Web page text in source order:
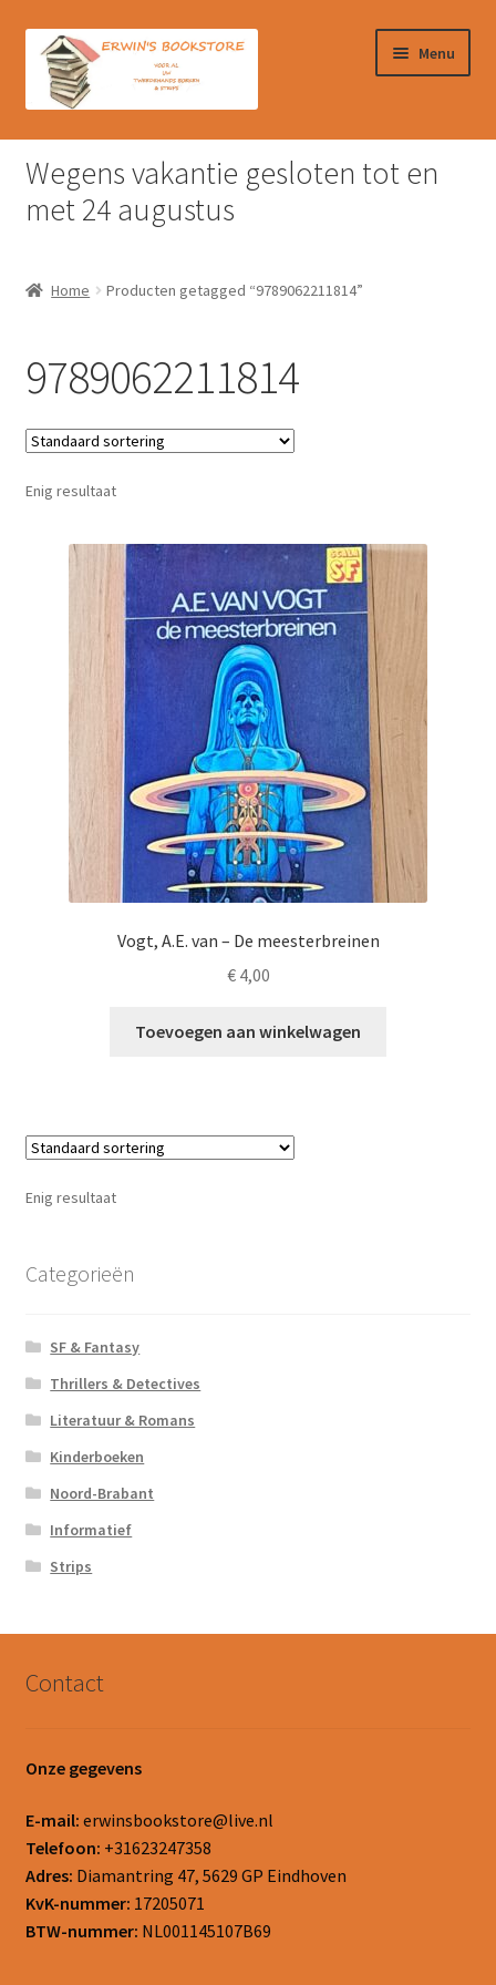
door
naar
naar
Menu
Home
Afrekenen
Verzendkosten & Ophalen boeken
Winkelmand
Wegens vakantie gesloten tot en
met 24 augustus
Home Producten getagged “9789062211814”
9789062211814
Enig resultaat
Vogt, A.E. van – De meesterbreinen
€4,00
Toevoegen aan winkelwagen
Enig resultaat
Categorieën
SF & Fantasy
Thrillers & Detectives
Literatuur & Romans
Kinderboeken
Noord-Brabant
Informatief
Strips
Contact
Onze gegevens
E-mail: erwinsbookstore@live.nl
Telefoon: +31623247358
Adres: Diamantring 47, 5629 GP Eindhoven
KvK-nummer: 17205071
BTW-nummer: NL001145107B69